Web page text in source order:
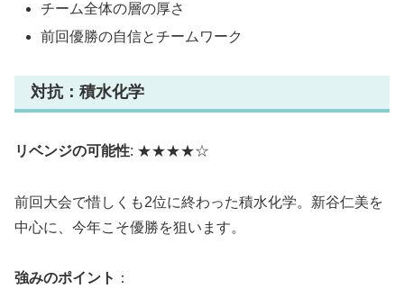
チーム全体の層の厚さ
前回優勝の自信とチームワーク
対抗：積水化学
リベンジの可能性: ★★★★☆
前回大会で惜しくも2位に終わった積水化学。新谷仁美を
中心に、今年こそ優勝を狙います。
強みのポイント ：